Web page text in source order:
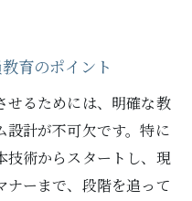
育のポイント
せるためには、明確な教
設計が不可欠です。特に
技術からスタートし、現
ナーまで、段階を追って